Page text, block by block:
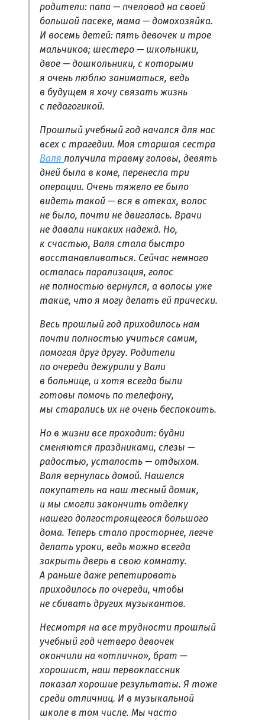
родители: папа — пчеловод на своей
большой пасеке, мама — домохозяйка.
И восемь детей: пять девочек и трое
мальчиков; шестеро — школьники,
двое — дошкольники, с которыми
я очень люблю заниматься, ведь
в будущем я хочу связать жизнь
с педагогикой.
Прошлый учебный год начался для нас
всех с трагедии. Моя старшая сестра
Валя получила травму головы, девять
дней была в коме, перенесла три
операции. Очень тяжело ее было
видеть такой — вся в отеках, волос
не было, почти не двигалась. Врачи
не давали никаких надежд. Но,
к счастью, Валя стала быстро
восстанавливаться. Сейчас немного
осталась парализация, голос
не полностью вернулся, а волосы уже
такие, что я могу делать ей прически.
Весь прошлый год приходилось нам
почти полностью учиться самим,
помогая друг другу. Родители
по очереди дежурили у Вали
в больнице, и хотя всегда были
готовы помочь по телефону,
мы старались их не очень беспокоить.
Но в жизни все проходит: будни
сменяются праздниками, слезы —
радостью, усталость — отдыхом.
Валя вернулась домой. Нашелся
покупатель на наш тесный домик,
и мы смогли закончить отделку
нашего долгостроящегося большого
дома. Теперь стало просторнее, легче
делать уроки, ведь можно всегда
закрыть дверь в свою комнату.
А раньше даже репетировать
приходилось по очереди, чтобы
не сбивать других музыкантов.
Несмотря на все трудности прошлый
учебный год четверо девочек
окончили на «отлично», брат —
хорошист, наш первоклассник
показал хорошие результаты. Я тоже
среди отличниц. И в музыкальной
школе в том числе. Мы часто